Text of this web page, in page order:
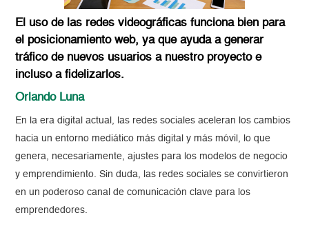
El uso de las redes videográficas funciona bien para
el posicionamiento web, ya que ayuda a generar
tráfico de nuevos usuarios a nuestro proyecto e
incluso a fidelizarlos.
Orlando Luna
En la era digital actual, las redes sociales aceleran los cambios
hacia un entorno mediático más digital y más móvil, lo que
genera, necesariamente, ajustes para los modelos de negocio
y emprendimiento. Sin duda, las redes sociales se convirtieron
en un poderoso canal de comunicación clave para los
emprendedores.